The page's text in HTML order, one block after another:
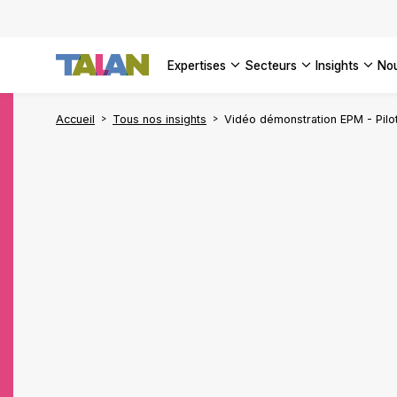
expertises secteurs insights
VOIR
VOIR
Accueil Tous nos insights Vidéo démonstration EPM -